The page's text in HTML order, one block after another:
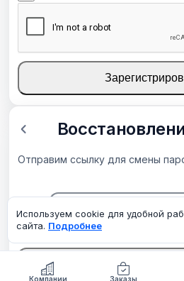
О компании Контакты
Компании Заказы
Используем cookie для удобной
сайта. Подробнее
Отправим ссылку для смены
Email
Отправить